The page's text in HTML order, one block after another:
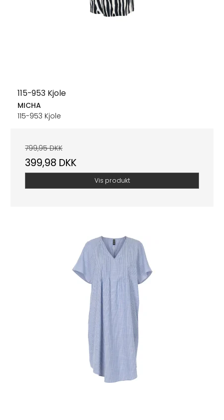
115-953 Kjole
MICHA
115-953 Kjole
799,95 DKK
399,98 DKK
Vis produkt